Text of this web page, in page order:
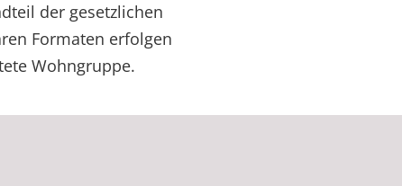
der gesetzlichen
Formaten erfolgen
Wohngruppe.